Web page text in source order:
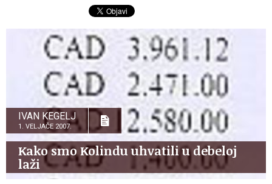
IVAN KEGELJ
1. VELJAČE 2007.
Kako smo Kolindu uhvatili u debeloj
laži